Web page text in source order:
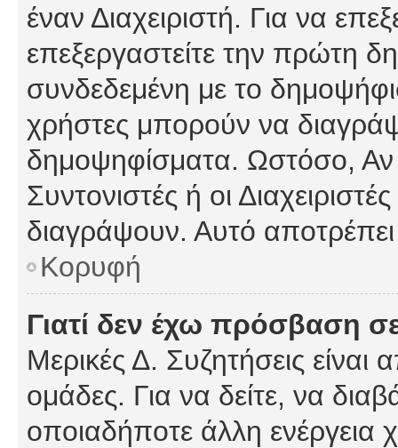
έναν Διαχειριστή. Για να
επεξεργαστείτε την πρώτη
συνδεδεμένη με το
χρήστες μπορούν να
δημοψηφίσματα. Ωστόσο, Αν
Συντονιστές ή οι
διαγράψουν. Αυτό
Κορυφή
Γιατί δεν έχω πρόσβαση
Μερικές Δ. Συζητήσεις είναι
ομάδες. Για να δείτε, να
οποιαδήποτε άλλη ενέργεια